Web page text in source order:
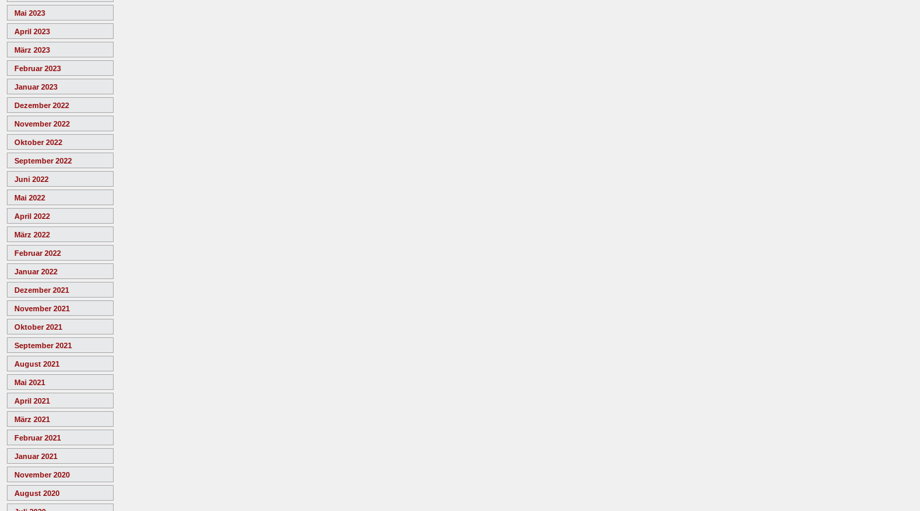
Mai 2023
April 2023
März 2023
Februar 2023
Januar 2023
Dezember 2022
November 2022
Oktober 2022
September 2022
Juni 2022
Mai 2022
April 2022
März 2022
Februar 2022
Januar 2022
Dezember 2021
November 2021
Oktober 2021
September 2021
August 2021
Mai 2021
April 2021
März 2021
Februar 2021
Januar 2021
November 2020
August 2020